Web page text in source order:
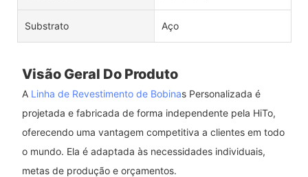
Substrato Aço
Visão Geral Do Produto
A Linha de Revestimento de Bobinas Personalizada é
projetada e fabricada de forma independente pela HiTo,
oferecendo uma vantagem competitiva a clientes em todo
o mundo. Ela é adaptada às necessidades individuais,
metas de produção e orçamentos.